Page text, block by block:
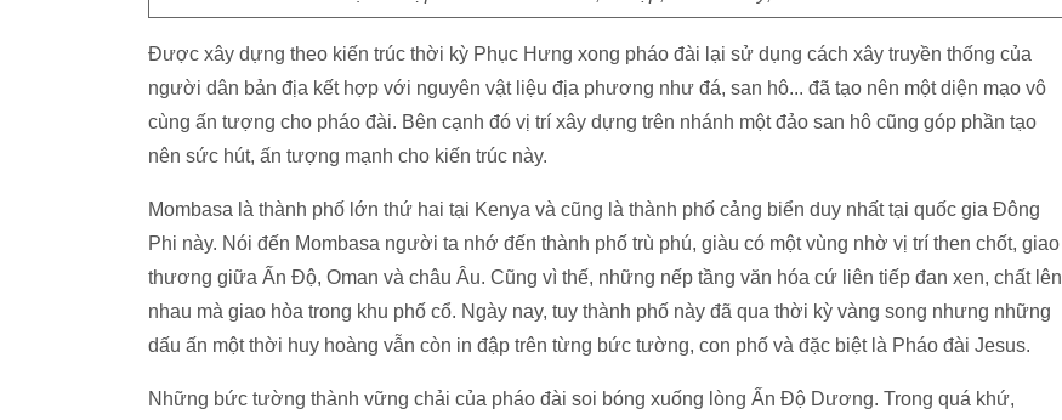
Được xây dựng theo kiến trúc thời kỳ Phục Hưng xong pháo đài lại sử dụng cách xây truyền thống của
người dân bản địa kết hợp với nguyên vật liệu địa phương như đá, san hô... đã tạo nên một diện mạo vô
cùng ấn tượng cho pháo đài. Bên cạnh đó vị trí xây dựng trên nhánh một đảo san hô cũng góp phần tạo
nên sức hút, ấn tượng mạnh cho kiến trúc này.
Mombasa là thành phố lớn thứ hai tại Kenya và cũng là thành phố cảng biển duy nhất tại quốc gia Đông
Phi này. Nói đến Mombasa người ta nhớ đến thành phố trù phú, giàu có một vùng nhờ vị trí then chốt, giao
thương giữa Ấn Độ, Oman và châu Âu. Cũng vì thế, những nếp tầng văn hóa cứ liên tiếp đan xen, chất lên
nhau mà giao hòa trong khu phố cổ. Ngày nay, tuy thành phố này đã qua thời kỳ vàng song nhưng những
dấu ấn một thời huy hoàng vẫn còn in đập trên từng bức tường, con phố và đặc biệt là Pháo đài Jesus.
Những bức tường thành vững chải của pháo đài soi bóng xuống lòng Ấn Độ Dương. Trong quá khứ,